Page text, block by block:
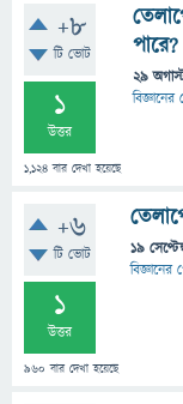
+8
টি ভোট
1
উত্তর
1,124 বার দেখা হয়েছে
পারে?
29
+6
টি ভোট
1
উত্তর
960 বার দেখা হয়েছে
19